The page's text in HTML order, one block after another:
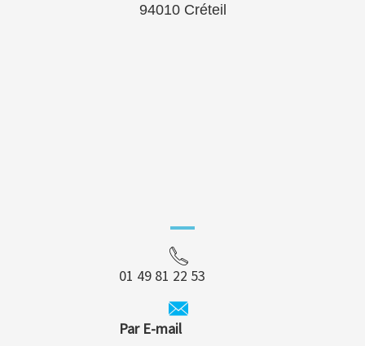
94010 Créteil
01 49 81 22 53
Par E-mail